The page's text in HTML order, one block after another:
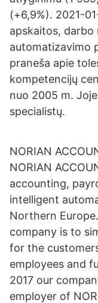
(+6,9%). 2021-
apskaitos, darbo
automatizavimo
praneša apie
kompetencijų
nuo 2005 m.
specialistų.
NORIAN
NORIAN
accounting,
intelligent
Northern
company is to
for the
employees and
2017 our
employer of